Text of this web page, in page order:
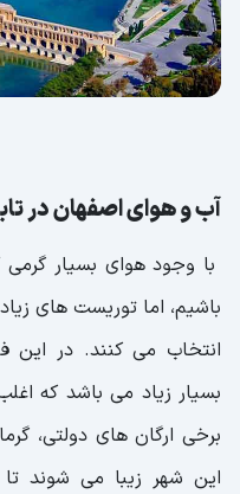
آب و هوای اصفهان در
با وجود هوای بسیار
باشیم، اما توریست های
انتخاب می کنند. در این
بسیار زیاد می باشد که
برخی ارگان های دولتی،
این شهر زیبا می شوند